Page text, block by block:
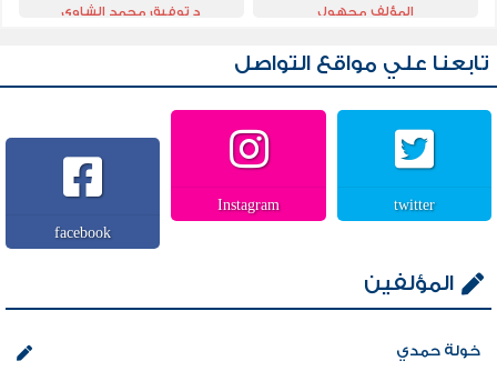
المؤلف مجهول د توفيق محمد الشاوى
تابعنا علي مواقع التواصل
twitter
Instagram
facebook
المؤلفين
خولة حمدي